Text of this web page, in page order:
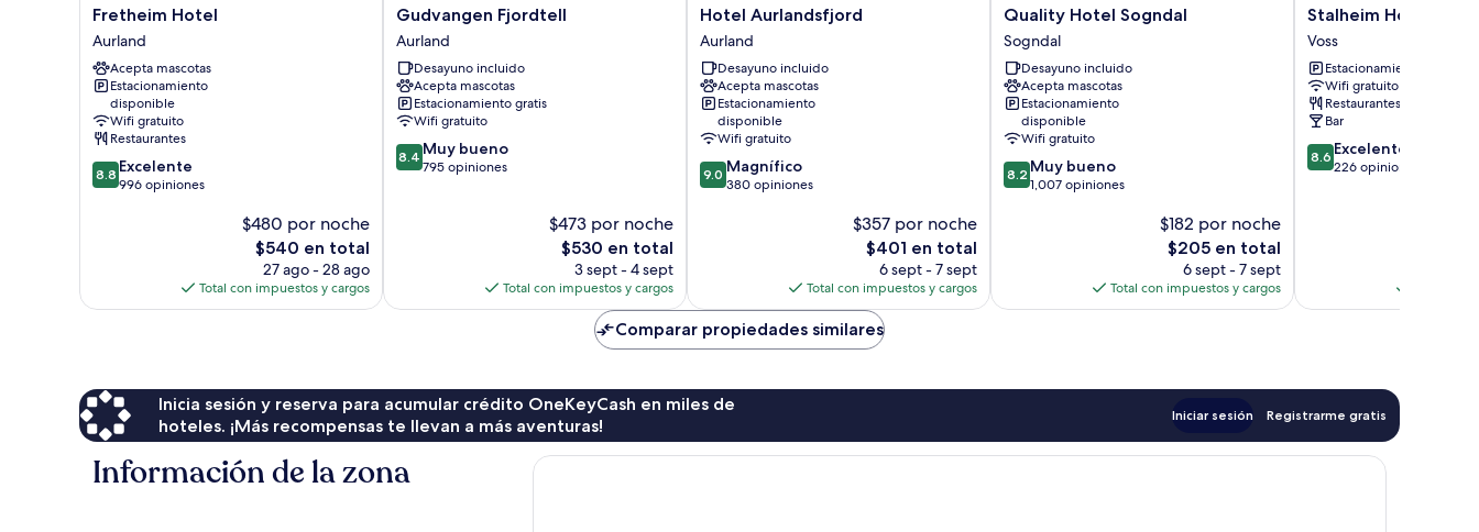
Fretheim
Hotel
Aurland
Fretheim Hotel
Aurland
Acepta mascotas
Estacionamiento
disponible
Wifi gratuito
Restaurantes
8.8
de
8.8 Excelente
996 opiniones
$480 por noche
El
precio
actual
es
$540 en total
27 ago - 28 ago
Total con impuestos y cargos
Gudvangen
Fjordtell
Aurland
Gudvangen Fjordtell
Aurland
Desayuno incluido
Acepta mascotas
Estacionamiento gratis
Wifi gratuito
8.4
de
8.4 Muy bueno
795 opiniones
$473 por noche
El
precio
actual
es
$530 en total
3 sept - 4 sept
Total con impuestos y cargos
Hotel
Aurlandsfjord
Aurland
Hotel Aurlandsfjord
Aurland
Desayuno incluido
Acepta mascotas
Estacionamiento
disponible
Wifi gratuito
9.0
de
9.0 Magnífico
380 opiniones
$357 por noche
El
precio
actual
es
de
$401
$401 en total
6 sept - 7 sept
Total con impuestos y cargos
Quality
Hotel
Sogndal
Sogndal
Quality Hotel Sogndal
Sogndal
Desayuno incluido
Acepta mascotas
Estacionamiento
disponible
Wifi gratuito
8.2
de
8.2 Muy bueno
1,007 opiniones
$182 por noche
El
precio
actual
es
$205 en total
6 sept - 7 sept
Total con impuestos y cargos
Stalheim
Hotel
Voss
Stalheim Hotel
Voss
Estacionamiento gratis
Wifi gratuito
Restaurantes
Bar
8.6
de
8.6 Excelente
226 opiniones
Comparar propiedades similares
Inicia sesión y reserva para acumular crédito OneKeyCash en miles de
hoteles. ¡Más recompensas te llevan a más aventuras!
Iniciar sesión Registrarme gratis
Información de la zona